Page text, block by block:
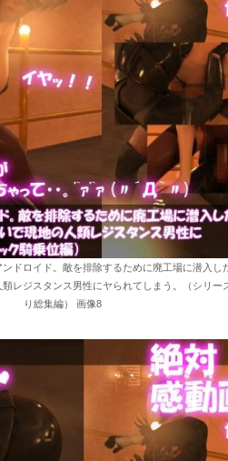
ドロイド。敵を排除するために廃工場に潜入し
レジスタンス男性にヤられてしまう。（シリー
り総集編） 画像8